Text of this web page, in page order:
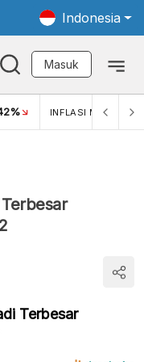
Indonesia
Masuk
INFLASI MOM (APR)
Terbesar